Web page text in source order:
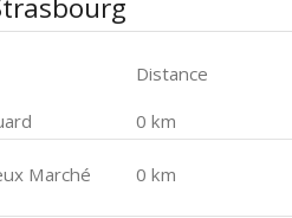
Distance
0 km
Marché
0 km